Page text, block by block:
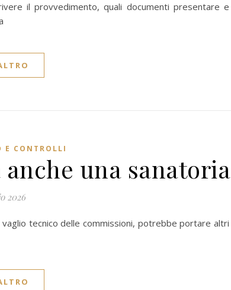
il provvedimento, quali documenti presentare e
E CONTROLLI
una sanatoria
2026
tecnico delle commissioni, potrebbe portare altri